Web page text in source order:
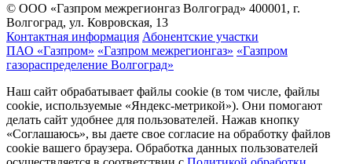
© ООО «Газпром межрегионгаз Волгоград» 400001, г.
Волгоград, ул. Ковровская, 13
Контактная информация Абонентские участки
ПАО «Газпром» «Газпром межрегионгаз» «Газпром
газораспределение Волгоград»
Наш сайт обрабатывает файлы cookie (в том числе, файлы
cookie, используемые «Яндекс-метрикой»). Они помогают
делать сайт удобнее для пользователей. Нажав кнопку
«Соглашаюсь», вы даете свое согласие на обработку файлов
cookie вашего браузера. Обработка данных пользователей